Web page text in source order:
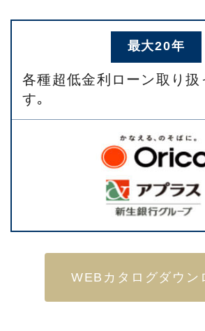
最大20年
各種超低金利ローン取り扱
す｡
WEBカタログダウン